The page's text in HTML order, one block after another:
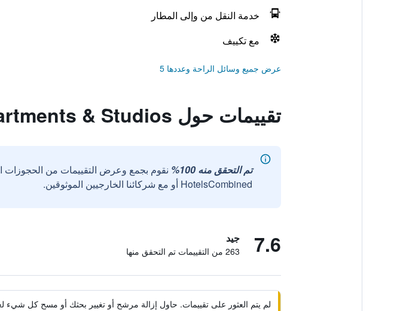
خدمة النقل من وإلى المطار
مع تكييف
عرض جميع وسائل الراحة وعددها 5
تقييمات حول Palazzio Apartments & Studios
تم التحقق منه 100%
نقوم بجمع وعرض التقييمات من الحجوزات
HotelsCombined أو مع شركائنا الخارجيين الموثوقين.
7.6 جيد
263 من التقييمات تم التحقق منها
لم يتم العثور على تقييمات. حاول إزالة مرشح أو تغيير بحثك أو مسح كل شيء